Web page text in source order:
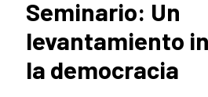
Seminario: Un
levantamiento
la democracia